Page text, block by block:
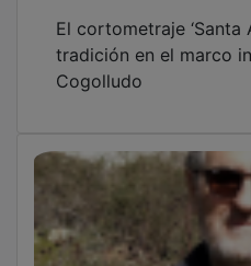
80 años del Viaje a la